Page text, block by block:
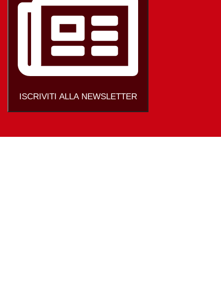
ISCRIVITI ALLA NEWSLETTER